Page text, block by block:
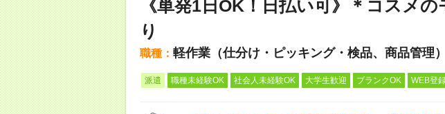
《単発1日OK！日払い可》＊コスメ
り
職種： 軽作業（仕分け・ピッキング・検品、商品管理）
派遣 職種未経験OK 社会人未経験OK 大学生歓迎 ブランクOK WEB登